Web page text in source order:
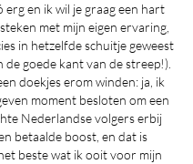
erg en ik wil je graag een hart
met mijn eigen ervaring,
in hetzelfde schuitje geweest
de goede kant van de streep!).
doekjes erom winden: ja, ik
moment besloten om een
Nederlandse volgers erbij
betaalde boost, en dat is
beste wat ik ooit voor mijn